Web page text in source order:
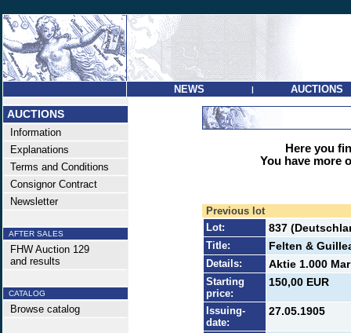
NEWS | AUCTIONS
AUCTIONS
Information
Explanations
Terms and Conditions
Consignor Contract
Newsletter
AFTER SALES
FHW Auction 129
and results
CATALOG
Browse catalog
Here you
You have more
Previous lot
Lot:
837
Title: Felten &
Details: Aktie 1.000
Starting
price:
150,00 EUR
Issuing-
date:
27.05.1905